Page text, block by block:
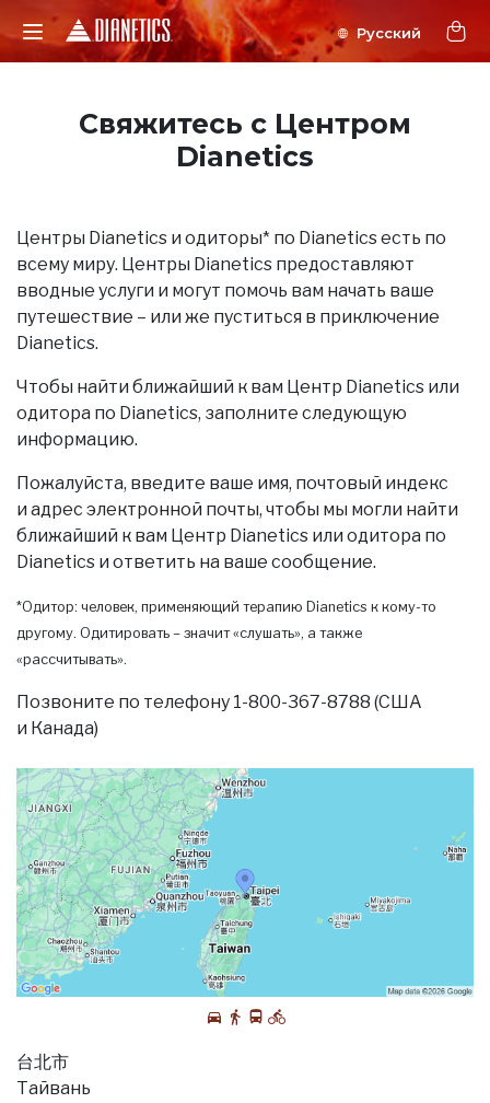
Свяжитесь с Центром
Dianetics
Центры Dianetics и одиторы* по Dianetics есть по
всему миру. Центры Dianetics предоставляют
вводные услуги и могут помочь вам начать ваше
путешествие – или же пуститься в приключение
Dianetics.
Чтобы найти ближайший к вам Центр Dianetics или
одитора по Dianetics, заполните следующую
информацию.
Пожалуйста, введите ваше имя, почтовый индекс
и адрес электронной почты, чтобы мы могли найти
ближайший к вам Центр Dianetics или одитора по
Dianetics и ответить на ваше сообщение.
*Одитор: человек, применяющий терапию Dianetics к кому-то
другому. Одитировать – значит «слушать», а также
«рассчитывать».
Позвоните по телефону 1-800-367-8788 (США
и Канада)
台北市
Тайвань